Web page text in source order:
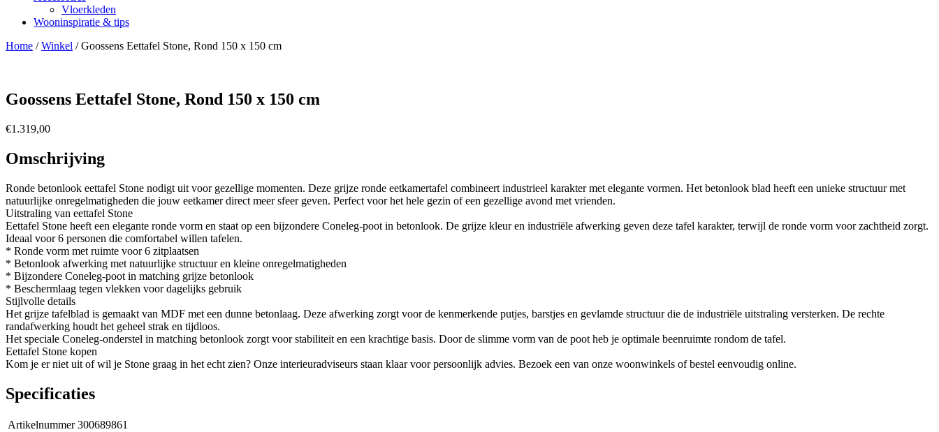
Vloerkleden
Wooninspiratie & tips
Home /Winkel /Goossens Eettafel Stone, Rond 150 x 150 cm
Goossens Eettafel Stone, Rond 150 x 150 cm
€1.319,00
Omschrijving
Ronde betonlook eettafel Stone nodigt uit voor gezellige momenten. Deze grijze ronde eetkamertafel combineert industrieel karakter met elegante vormen. Het betonlook blad heeft een unieke structuur met
natuurlijke onregelmatigheden die jouw eetkamer direct meer sfeer geven. Perfect voor het hele gezin of een gezellige avond met vrienden.
Uitstraling van eettafel Stone
Eettafel Stone heeft een elegante ronde vorm en staat op een bijzondere Coneleg-poot in betonlook. De grijze kleur en industriële afwerking geven deze tafel karakter, terwijl de ronde vorm voor zachtheid zorgt.
Ideaal voor 6 personen die comfortabel willen tafelen.
* Ronde vorm met ruimte voor 6 zitplaatsen
* Betonlook afwerking met natuurlijke structuur en kleine onregelmatigheden
* Bijzondere Coneleg-poot in matching grijze betonlook
* Beschermlaag tegen vlekken voor dagelijks gebruik
Stijlvolle details
Het grijze tafelblad is gemaakt van MDF met een dunne betonlaag. Deze afwerking zorgt voor de kenmerkende putjes, barstjes en gevlamde structuur die de industriële uitstraling versterken. De rechte
randafwerking houdt het geheel strak en tijdloos.
Het speciale Coneleg-onderstel in matching betonlook zorgt voor stabiliteit en een krachtige basis. Door de slimme vorm van de poot heb je optimale beenruimte rondom de tafel.
Eettafel Stone kopen
Kom je er niet uit of wil je Stone graag in het echt zien? Onze interieuradviseurs staan klaar voor persoonlijk advies. Bezoek een van onze woonwinkels of bestel eenvoudig online.
Specificaties
Artikelnummer 300689861